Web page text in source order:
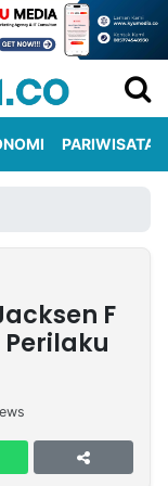
PARIWISATA
F